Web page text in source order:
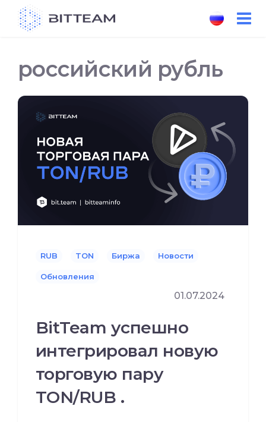
российский рубль
RUB TON Биржа Новости
Обновления
01.07.2024
BitTeam успешно
интегрировал новую
торговую пару
TON/RUB .